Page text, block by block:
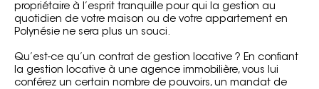
propriétaire à l’esprit tranquille pour qui la gestion au
quotidien de votre maison ou de votre appartement en
Polynésie ne sera plus un souci.
Qu’est-ce qu’un contrat de gestion locative ? En confiant
la gestion locative à une agence immobilière, vous lui
conférez un certain nombre de pouvoirs, un mandat de